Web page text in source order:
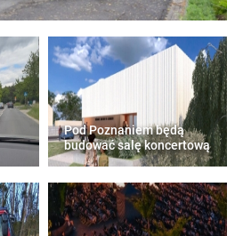
Pod Poznaniem będą
budować salę koncertową